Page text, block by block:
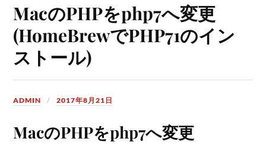
MacのPHPをphp7へ変更
(HomeBrewでPHP71のイン
ストール)
ADMIN 2017年8月21日
MacのPHPをphp7へ変更